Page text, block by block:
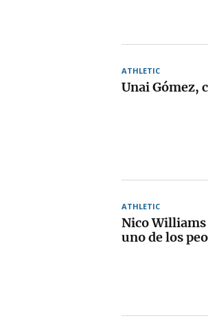
ATHLETIC
Unai Gómez,
ATHLETIC
Nico Williams
uno de los